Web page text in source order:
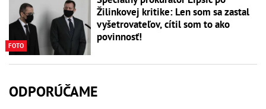
FOTO
Žilinkovej kritike: Len som sa zastal
vyšetrovateľov, cítil som to ako
povinnosť!
ODPORÚČAME